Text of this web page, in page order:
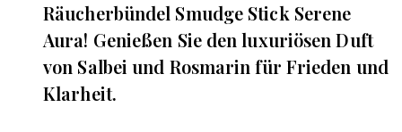
Räucherbündel Smudge Stick Serene
Aura! Genießen Sie den luxuriösen Duft
von Salbei und Rosmarin für Frieden und
Klarheit.